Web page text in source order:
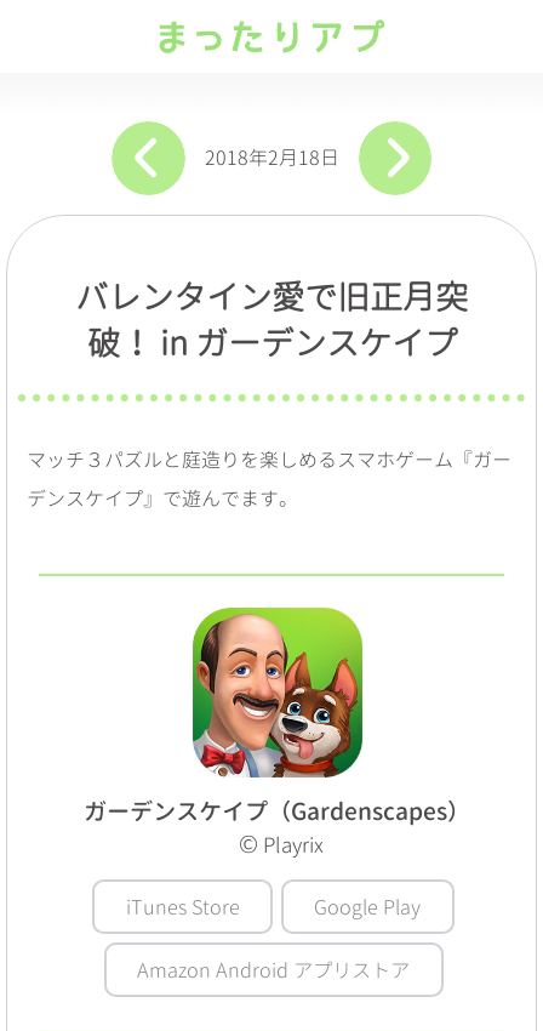
2018年2月18日
バレンタイン愛で旧正月突
破！ in ガーデンスケイプ
マッチ３パズルと庭造りを楽しめるスマホゲーム『ガー
デンスケイプ』で遊んでます。
ガーデンスケイプ（Gardenscapes）
© Playrix
iTunes Store Google Play
Amazon Android アプリストア